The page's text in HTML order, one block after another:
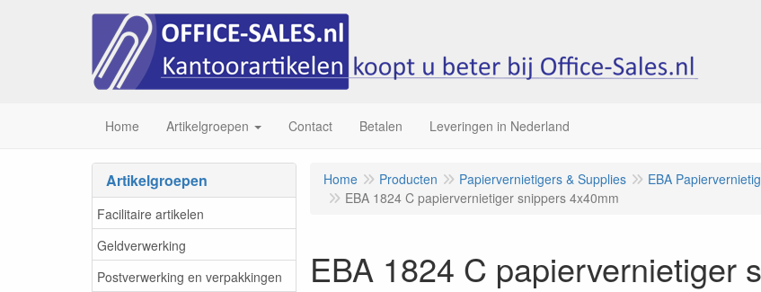
Home Artikelgroepen Contact Betalen Leveringen in Nederland
Artikelgroepen
Facilitaire artikelen
Geldverwerking
Postverwerking en verpakkingen
Home Producten Papiervernietigers & Supplies EBA
EBA 1824 C papiervernietiger snippers 4x40mm
EBA 1824 C papiervernietiger